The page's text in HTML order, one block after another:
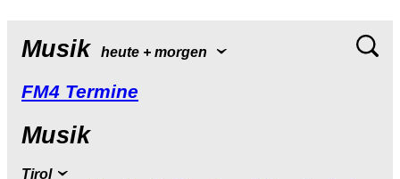
Musik heute+morgen
FM4Termine
Musik
Tirol